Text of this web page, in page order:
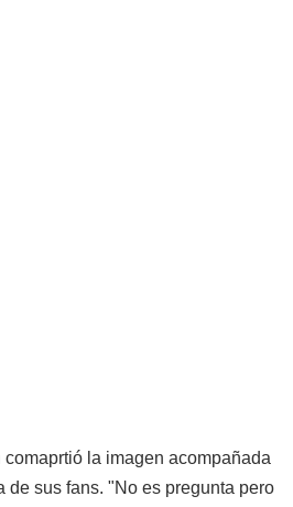
la imagen acompañada
de sus fans. "No es pregunta pero